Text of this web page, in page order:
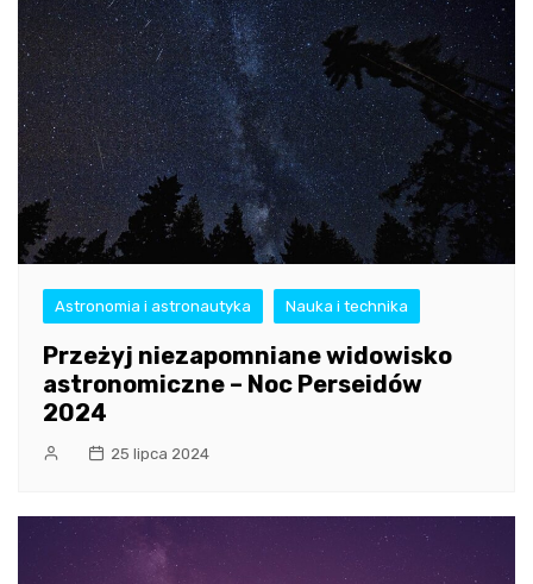
Astronomia i astronautyka Nauka i technika
Przeżyj niezapomniane widowisko
astronomiczne – Noc Perseidów
2024
25 lipca 2024